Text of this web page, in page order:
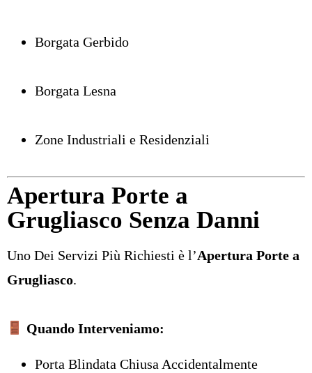
Borgata Gerbido
Borgata Lesna
Zone Industriali e Residenziali
Apertura Porte a
Grugliasco Senza Danni
Uno Dei Servizi Più Richiesti è l’Apertura Porte a
Grugliasco.
Quando Interveniamo:
Porta Blindata Chiusa Accidentalmente